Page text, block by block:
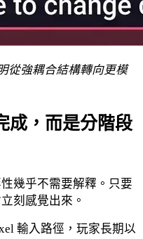
從強耦合結構轉向更模
成，而是分階段
幾乎不需要解釋。只要
刻感覺出來。
輸入路徑，玩家長期以